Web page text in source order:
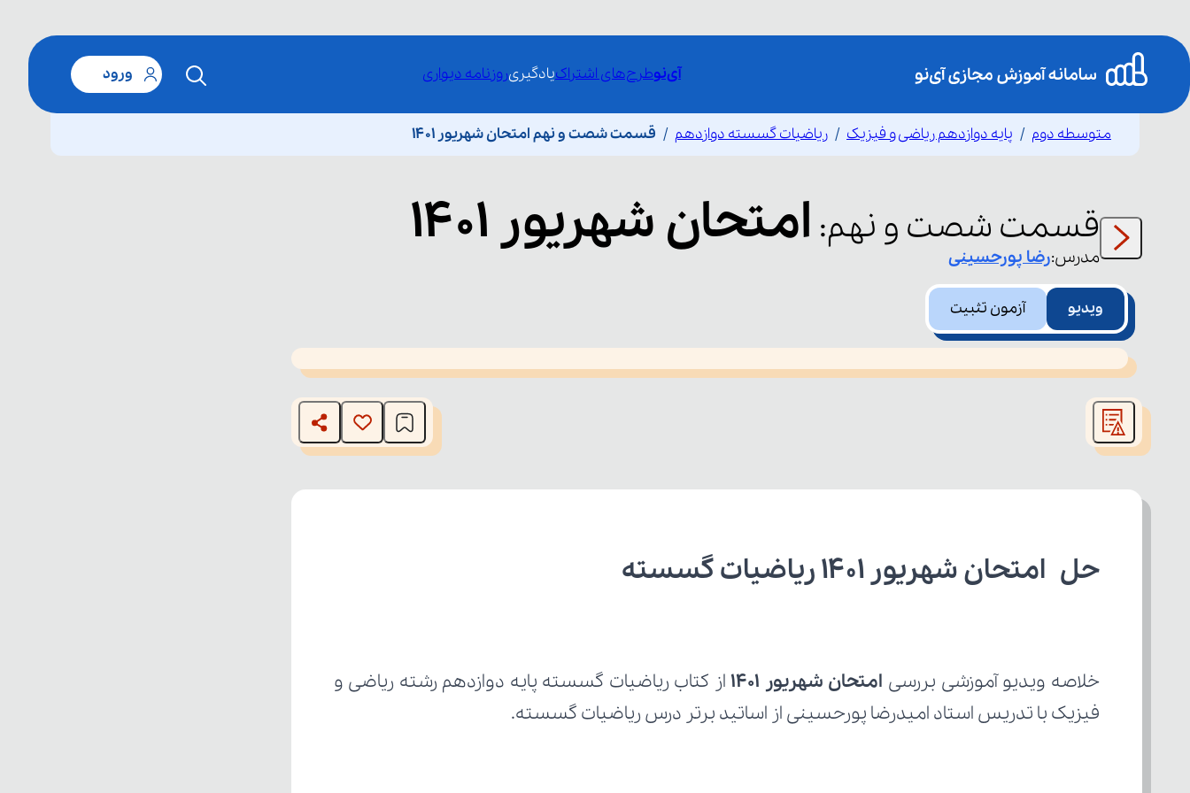
آی‌نوطرح‌های اشتراکیادگیریروزنامه دیواری ورود
متوسطه دوم پایه دوازدهم ریاضی و فیزیک ریاضیات گسسته دوازدهم قسمت شصت و نهم امتحان شهریور 1401
قسمت شصت و نهم: امتحان شهریور 1401 مدرس:رضاپورحسینی
ویدیو آزمون تثبیت
This
is
window.
حل امتحان شهریور 1401 ریاضیات گسسته
خلاصه ویدیو آموزشی بررسی امتحان شهریور 1401
فیزیک با تدریس استاد امیدرضا پورحسینی از اساتید برتر درس ریاضیات گسسته.